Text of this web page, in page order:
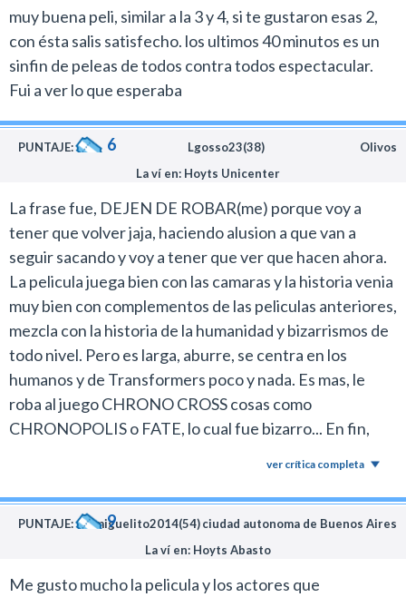
muy buena peli, similar a la 3 y 4, si te gustaron esas 2,
con ésta salis satisfecho. los ultimos 40 minutos es un
sinfin de peleas de todos contra todos espectacular.
Fui a ver lo que esperaba
PUNTAJE: 6 Lgosso23(38)
Olivos
La ví en: Hoyts Unicenter
La frase fue, DEJEN DE ROBAR(me) porque voy a
tener que volver jaja, haciendo alusion a que van a
seguir sacando y voy a tener que ver que hacen ahora.
La pelicula juega bien con las camaras y la historia venia
muy bien con complementos de las peliculas anteriores,
mezcla con la historia de la humanidad y bizarrismos de
todo nivel. Pero es larga, aburre, se centra en los
humanos y de Transformers poco y nada. Es mas, le
roba al juego CHRONO CROSS cosas como
CHRONOPOLIS o FATE, lo cual fue bizarro... En fin,
ver crítica completa
PUNTAJE: 9
miguelito2014(54) ciudad autonoma de Buenos Aires
La ví en: Hoyts Abasto
Me gusto mucho la pelicula y los actores que